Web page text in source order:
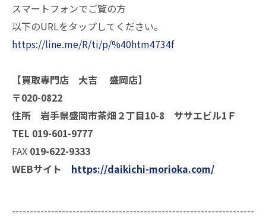
スマートフォンでご覧の方
以下のURLをタップしてください。
https://line.me/R/ti/p/%40htm4734f
【買取専門店 大吉 盛岡店】
〒020-0822
住所 岩手県盛岡市茶畑２丁目10-8 ササエビル1Ｆ
TEL 019-601-9777
FAX 019-622-9333
WEBサイト https://daikichi-morioka.com/
--------------------------------------------------------------------